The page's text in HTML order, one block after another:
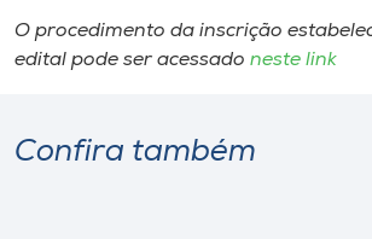
O procedimento da inscrição
edital pode ser acessado neste link
Confira também